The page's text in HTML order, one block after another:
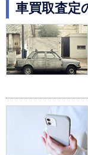
車買取査定